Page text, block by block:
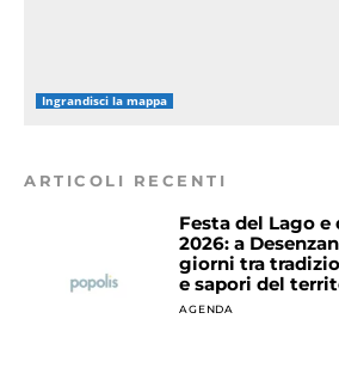
Ingrandisci la mappa
ARTICOLI RECENTI
Festa del Lago e
2026: a
giorni tra
e sapori del
AGENDA